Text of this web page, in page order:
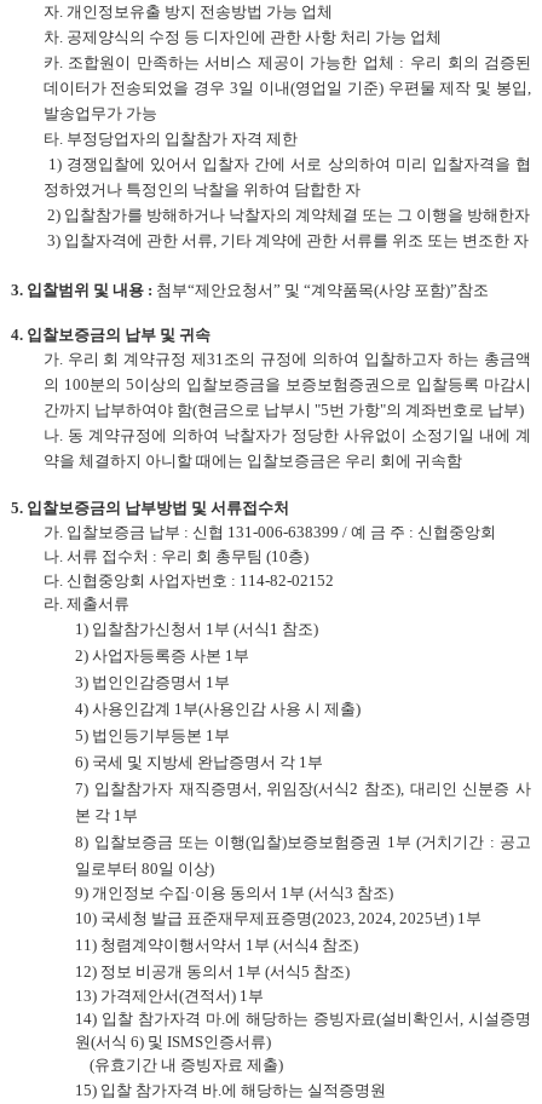
자. 개인정보유출 방지 전송방법 가능 업체
차. 공제양식의 수정 등 디자인에 관한 사항 처리 가능 업체
카. 조합원이 만족하는 서비스 제공이 가능한 업체 : 우리 회의 검증된
데이터가 전송되었을 경우3일 이내(영업일 기준) 우편물 제작 및 봉입
발송업무가 가능
타. 부정당업자의 입찰참가 자격 제한
1) 경쟁입찰에 있어서 입찰자 간에 서로 상의하여 미리 입찰자격을 협
정하였거나 특정인의 낙찰을 위하여 담합한 자
2) 입찰참가를 방해하거나 낙찰자의 계약체결 또는 그 이행을 방해한자
3) 입찰자격에 관한 서류 기타 계약에 관한 서류를 위조 또는 변조한 자
3. 입찰범위 및 내용 : 첨부“제안요청서” 및 “계약품목(사양 포함)”참조
4. 입찰보증금의 납부 및 귀속
가. 우리 회 계약규정 제31 조의 규정에 의하여 입찰하고자 하는 총금액
의 100분의 5이상의 입찰보증금을 보증보험증권으로 입찰등록 마감시
간까지 납부하여야 함(현금으로 납부시 "5번 가항"의 계좌번호로 납부)
나. 동 계약규정에 의하여 낙찰자가 정당한 사유없이 소정기일 내에 계
약을 체결하지 아니할 때에는 입찰보증금은 우리 회에 귀속함
5. 입찰보증금의 납부방법 및 서류접수처
가. 입찰보증금 납부 : 신협 131-006-638399 / 예 금 주 : 신협중앙회
나. 서류 접수처 : 우리 회 총무팀 (10층)
다. 신협중앙회 사업자번호 : 114-82-02152
라. 제출서류
1) 입찰참가신청서 1 부(서식 1 참조)
2)사업자등록증 사본 1 부
3) 법인인감증명서 1 부
4)사용인감계 1 부(사용인감 사용 시 제출)
5) 법인등기부등본 1 부
6) 국세 및 지방세 완납증명서 각 1 부
7) 입찰참가자 재직증명서 위임장(서식2 참조), 대리인 신분증 사
본 각 1 부
8) 입찰보증금 또는 이행(입찰)보증보험증권 1 부(거치기간 : 공고
일로부터80일 이상)
9) 개인정보 수집 ·이용 동의서 1 부(서식3 참조)
10) 국세청 발급 표준재무제표증명(2023, 2024, 2025년) 1 부
11) 청렴계약이행서약서 1 부(서식4 참조)
12) 정보 비공개 동의서 1 부(서식5 참조)
13) 가격제안서(견적서) 1 부
14) 입찰 참가자격 마 .에 해당하는 증빙자료(설비확인서 ,시설증명
원(서식6) 및ISMS인증서류)
(유효기간 내 증빙자료 제출)
15) 입찰 참가자격 바 .에 해당하는 실적증명원